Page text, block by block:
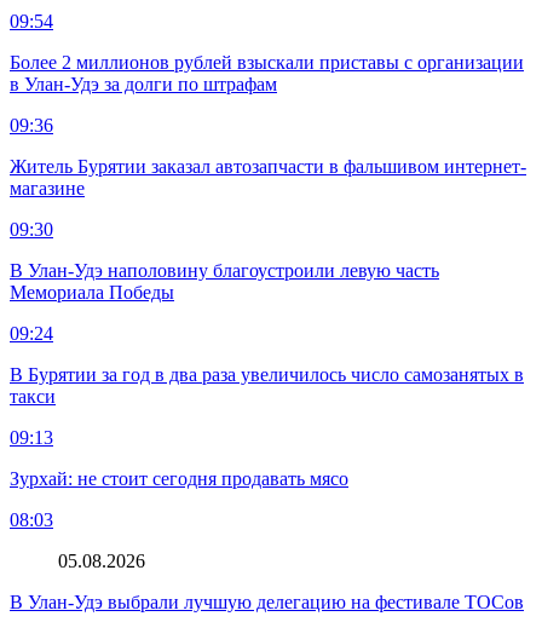
09:54
Более 2 миллионов рублей взыскали приставы с организации
в Улан-Удэ за долги по штрафам
09:36
Житель Бурятии заказал автозапчасти в фальшивом интернет-
магазине
09:30
В Улан-Удэ наполовину благоустроили левую часть
Мемориала Победы
09:24
В Бурятии за год в два раза увеличилось число самозанятых в
такси
09:13
Зурхай: не стоит сегодня продавать мясо
08:03
05.08.2026
В Улан-Удэ выбрали лучшую делегацию на фестивале ТОСов